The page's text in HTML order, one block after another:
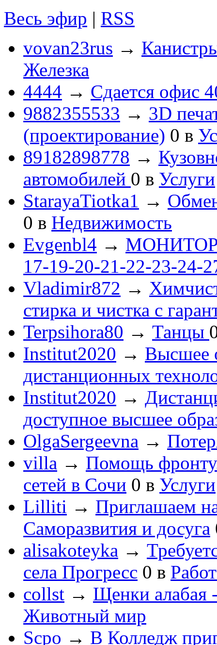
Весь эфир | RSS
vovan23rus →
Железка
4444 → Сдается офис
9882355533 → 3D
(проектирование) 0 в
89182898778 →
автомобилей 0 в Услуги
StarayaTiotka1 →
0 в Недвижимость
Evgenbl4 → МОНИТОРЫ
17-19-20-21-22-23-24-
Vladimir872 →
стирка и чистка с
Terpsihora80 → Танцы
Institut2020 → Высшее
дистанционных
Institut2020 →
доступное высшее
OlgaSergeevna →
villa → Помощь
сетей в Сочи 0 в Услуги
Lilliti → Приглашаем
Саморазвития и досуга
alisakoteyka →
села Прогресс 0 в
collst → Щенки алабая
Животный мир
Scpo → В Колледж